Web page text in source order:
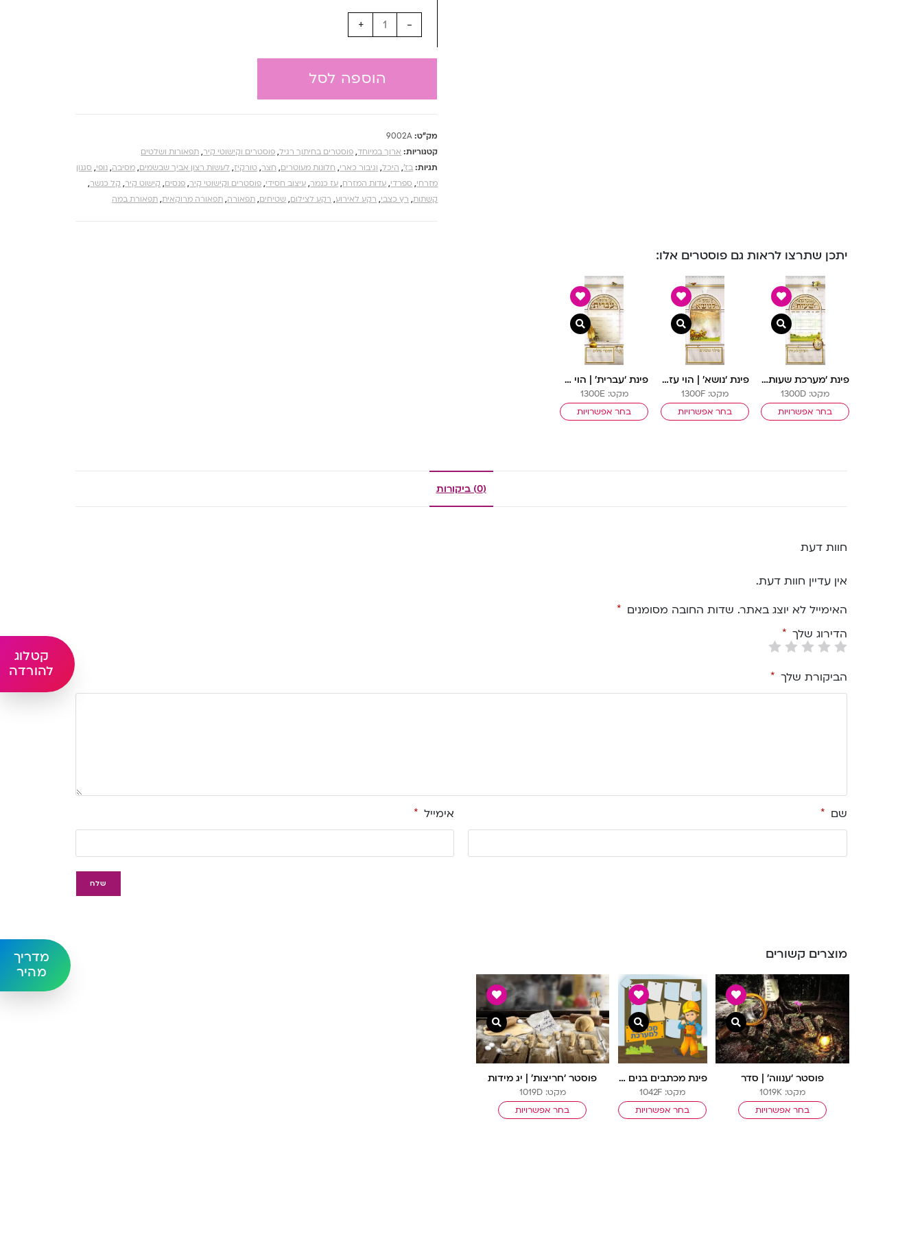
קטלוג
להורדה
מדריך
מהיר
-
+
הוספה לסל
מק"ט: 9002A
קטגוריות: ארוך במיוחד, פוסטרים בחיתוך רגיל, פוסטרים וקישוטי קיר, תפאורות ושלטים
תגיות: בז', היכל, וגיבור כארי, חלונות מעוטרים, חצר, טורקיז, לעשות רצון אביך שבשמים, מסיבה, נופי, סגנון
מזרחי, ספרדי, עדות המזרח, עז כנמר, עיצוב חסידי, פוסטרים וקישוטי קיר, פנסים, קישוט קיר, קל כנשר,
קשתות, רץ כצבי, רקע לאירוע, רקע לצילום, שטיחים, תפאורה, תפאורה מרוקאית, תפאורת במה
יתכן שתרצו לראות גם פוסטרים אלו:
פינת ‘מערכת שעות’ | הוי עז כנמר
מקט: 1300D
בחר אפשרויות
צפייה מהירה
פינת ‘נושא’ | הוי עז כנמר
מקט: 1300F
בחר אפשרויות
פינת ‘עברית’ | הוי עז כנמר
מקט: 1300E
בחר אפשרויות
צפייה מהירה
(0) ביקורות
חוות דעת
אין עדיין חוות דעת.
האימייל לא יוצג באתר. שדות החובה מסומנים *
הדירוג שלך *
הביקורת שלך *
שם * אימייל *
מוצרים קשורים
פוסטר ‘ענווה’ | סדר
מקט: 1019K
בחר אפשרויות
צפייה מהירה
פינת מכתבים בנים | בנאים
מקט: 1042F
בחר אפשרויות
צפייה מהירה
פוסטר ‘חריצות’ | יג מידות
מקט: 1019D
בחר אפשרויות
צפייה מהירה